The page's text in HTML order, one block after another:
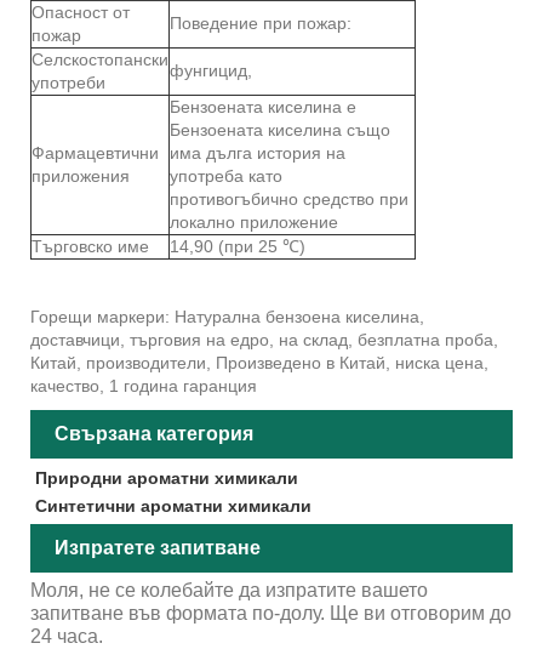
Опасност от
пожар
Поведение при пожар:
Селскостопански
употреби
фунгицид,
Фармацевтични
приложения
Бензоената киселина е
Бензоената киселина също
има дълга история на
употреба като
противогъбично средство при
локално приложение
Търговско име
14,90 (при 25 ℃)
Горещи маркери: Натурална бензоена киселина,
доставчици, търговия на едро, на склад, безплатна проба,
Китай, производители, Произведено в Китай, ниска цена,
качество, 1 година гаранция
Свързана категория
Природни ароматни химикали
Синтетични ароматни химикали
Изпратете запитване
Моля, не се колебайте да изпратите вашето
запитване във формата по-долу. Ще ви отговорим до
24 часа.